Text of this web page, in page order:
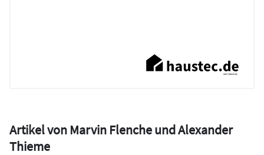
Artikel von Marvin Flenche und Alexander
Thieme